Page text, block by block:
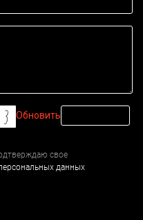
Обновить
свое
данных